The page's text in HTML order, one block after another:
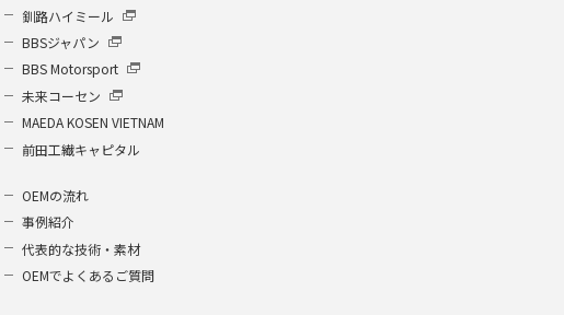
釧路ハイミール
BBSジャパン
BBS Motorsport
未来コーセン
MAEDA KOSEN VIETNAM
前田工繊キャピタル
OEMの流れ
事例紹介
代表的な技術・素材
OEMでよくあるご質問